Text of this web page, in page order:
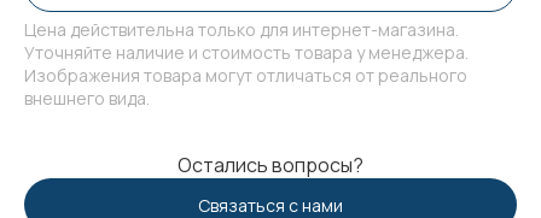
Цена действительна только для интернет-магазина.
Уточняйте наличие и стоимость товара у менеджера.
Изображения товара могут отличаться от реального
внешнего вида.
Остались вопросы?
Связаться с нами